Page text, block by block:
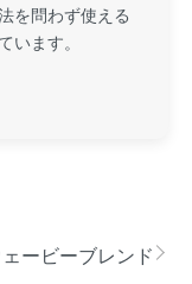
を問わず使える
ます。
ービーブレンド